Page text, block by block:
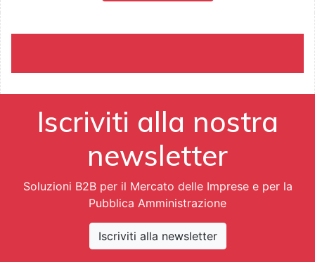
Iscriviti alla nostra
newsletter
Soluzioni B2B per il Mercato delle Imprese e per la
Pubblica Amministrazione
Iscriviti alla newsletter